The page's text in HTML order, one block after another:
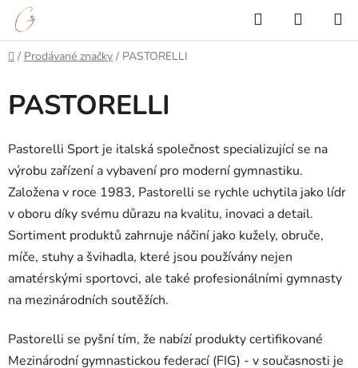
Přejít
obsah
Hledat
KOŠÍK
Domů
/ Prodávané značky / PASTORELLI
PASTORELLI
Pastorelli Sport je italská společnost specializující se na
výrobu zařízení a vybavení pro moderní gymnastiku.
Založena v roce 1983, Pastorelli se rychle uchytila jako lídr
v oboru díky svému důrazu na kvalitu, inovaci a detail.
Sortiment produktů zahrnuje náčiní jako kužely, obruče,
míče, stuhy a švihadla, které jsou používány nejen
amatérskými sportovci, ale také profesionálními gymnasty
na mezinárodních soutěžích.
Pastorelli se pyšní tím, že nabízí produkty certifikované
Mezinárodní gymnastickou federací (FIG) - v současnosti je